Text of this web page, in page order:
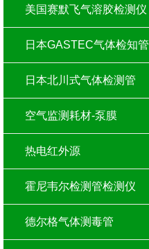
美国赛默飞气溶胶检测仪
日本GASTEC气体检知管
日本北川式气体检测管
空气监测耗材-泵膜
热电红外源
霍尼韦尔检测管检测仪
德尔格气体测毒管